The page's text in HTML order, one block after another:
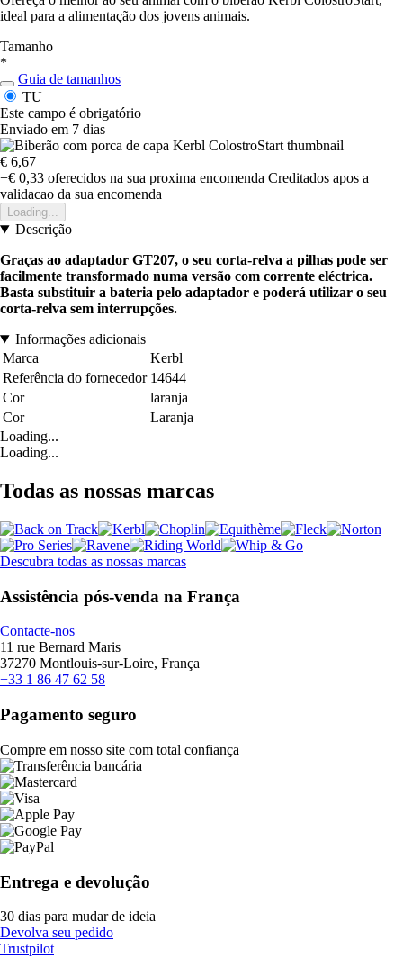
ideal para a alimentação dos jovens animais.
Tamanho
*
Guia de tamanhos
TU
Este campo é obrigatório
Enviado em 7 dias
€ 6,67
+€ 0,33 oferecidos na sua proxima encomenda Creditados apos a
validacao da sua encomenda
Loading...
Descrição
Graças ao adaptador GT207, o seu corta-relva a pilhas pode ser
facilmente transformado numa versão com corrente eléctrica.
Basta substituir a bateria pelo adaptador e poderá utilizar o seu
corta-relva sem interrupções.
Informações adicionais
Marca
Kerbl
Referência do fornecedor 14644
Cor
laranja
Cor
Laranja
Loading...
Loading...
Todas as nossas marcas
Descubra todas as nossas marcas
Assistência pós-venda na França
Contacte-nos
11 rue Bernard Maris
37270 Montlouis-sur-Loire, França
+33 1 86 47 62 58
Pagamento seguro
Compre em nosso site com total confiança
Entrega e devolução
30 dias para mudar de ideia
Devolva seu pedido
Trustpilot